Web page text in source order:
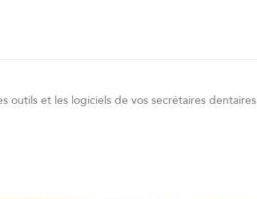
outils et les logiciels de vos secrétaires dentaires